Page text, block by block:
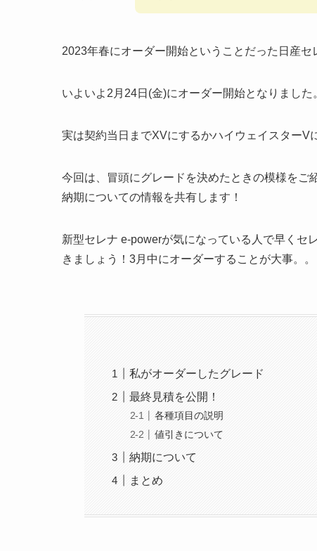
2023年春にオーダー開始ということだった日産セ
いよいよ2月24日(金)にオーダー開始となりまし
実は契約当日までXVにするかハイウェイスターV
今回は、冒頭にグレードを決めたときの模様を
納期についての情報を共有します！
新型セレナ e-powerが気になっている人で早くセ
きましょう！3月中にオーダーすることが大事。。
私がオーダーしたグレード
最終見積を公開！
各種項目の説明
値引きについて
納期について
まとめ